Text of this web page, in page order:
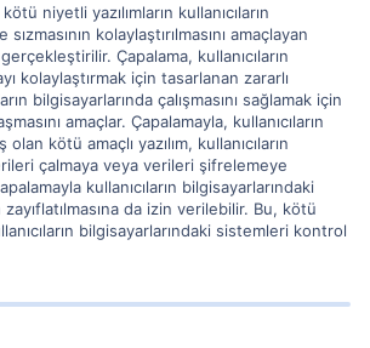
niyetli yazılımların kullanıcıların
kolaylaştırılmasını amaçlayan
Çapalama, kullanıcıların
kolaylaştırmak için tasarlanan zararlı
bilgisayarlarında çalışmasını sağlamak için
amaçlar. Çapalamayla, kullanıcıların
olan kötü amaçlı yazılım, kullanıcıların
çalmaya veya verileri şifrelemeye
kullanıcıların bilgisayarlarındaki
da izin verilebilir. Bu, kötü
bilgisayarlarındaki sistemleri kontrol